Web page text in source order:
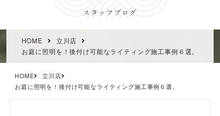
スタッフブログ
HOME
立川店
お庭に照明を！後付け可能なライティング施工事例６選。
HOME
立川店
お庭に照明を！後付け可能なライティング施工事例６選。